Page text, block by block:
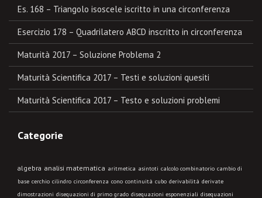
Es. 168 – Triangolo isoscele iscritto in una circonferenza
Esercizio 178 – Quadrilatero ABCD inscritto in circonferenza
Maturità 2017 – Soluzione Problema 2
Maturità Scientifica 2017 – Testi e soluzioni quesiti
Maturità Scientifica 2017 – Testo e soluzioni problemi
Categorie
algebra analisi matematica aritmetica asintoti calcolo combinatorio cambio di
base cerchio cilindro circonferenza cono continuità cubo derivabilità derivate
dimostrazioni disequazioni di primo grado disequazioni esponenziali disequazioni